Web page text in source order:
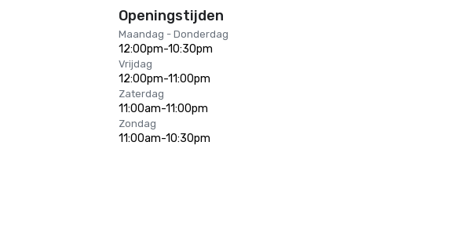
Openingstijden
Maandag - Donderdag
12:00pm-10:30pm
Vrijdag
12:00pm-11:00pm
Zaterdag
11:00am-11:00pm
Zondag
11:00am-10:30pm